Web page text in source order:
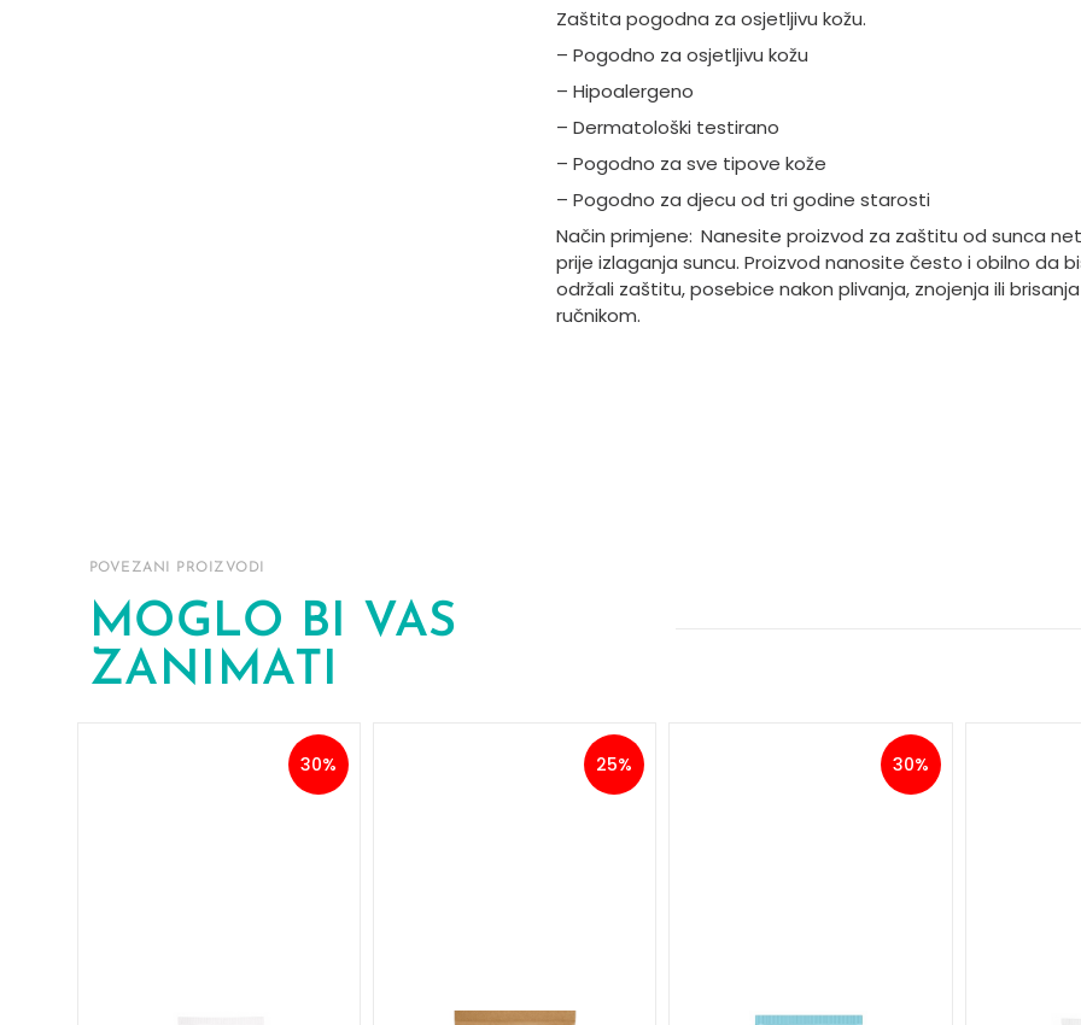
Zaštita pogodna za osjetljivu kožu.
– Pogodno za osjetljivu kožu
– Hipoalergeno
– Dermatološki testirano
– Pogodno za sve tipove kože
– Pogodno za djecu od tri godine starosti
Način primjene: Nanesite proizvod za zaštitu od sunca
prije izlaganja suncu. Proizvod nanosite često i obilno da
održali zaštitu, posebice nakon plivanja, znojenja ili brisanja
ručnikom.
POVEZANI PROIZVODI
MOGLO BI VAS
ZANIMATI
30% 25% 30%